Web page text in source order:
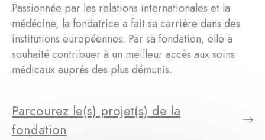
Passionnée par les relations internationales et la
médécine, la fondatrice a fait sa carrière dans des
institutions européennes. Par sa fondation, elle a
souhaité contribuer à un meilleur accès aux soins
médicaux auprès des plus démunis.
Parcourez le(s) projet(s) de la
fondation